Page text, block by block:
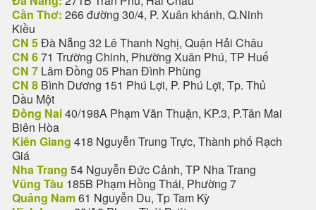
Cần Thơ: 266 đường 30/4, P. Xuân khánh, Q.Ninh
Kiều
CN 5Đà Nẵng 32 Lê Thanh Nghị, Quận Hải Châu
CN 671 Trường Chinh, Phường Xuân Phú, TP Huế
CN 7 Lâm Đồng 05 Phan Đình Phùng
CN 8 Bình Dương 151 Phú Lợi, P. Phú Lợi, Tp. Thủ
Dầu Một
Đồng Nai40/198A Phạm Văn Thuận, KP.3, P.Tân Mai
Biên Hòa
Kiên Giang 418 Nguyễn Trung Trực, Thành phố Rạch
Giá
Nha Trang 54 Nguyễn Đức Cảnh, TP Nha Trang
Vũng Tàu 185B Phạm Hồng Thái, Phường 7
Quảng Nam61 Nguyễn Du, Tp Tam Kỳ